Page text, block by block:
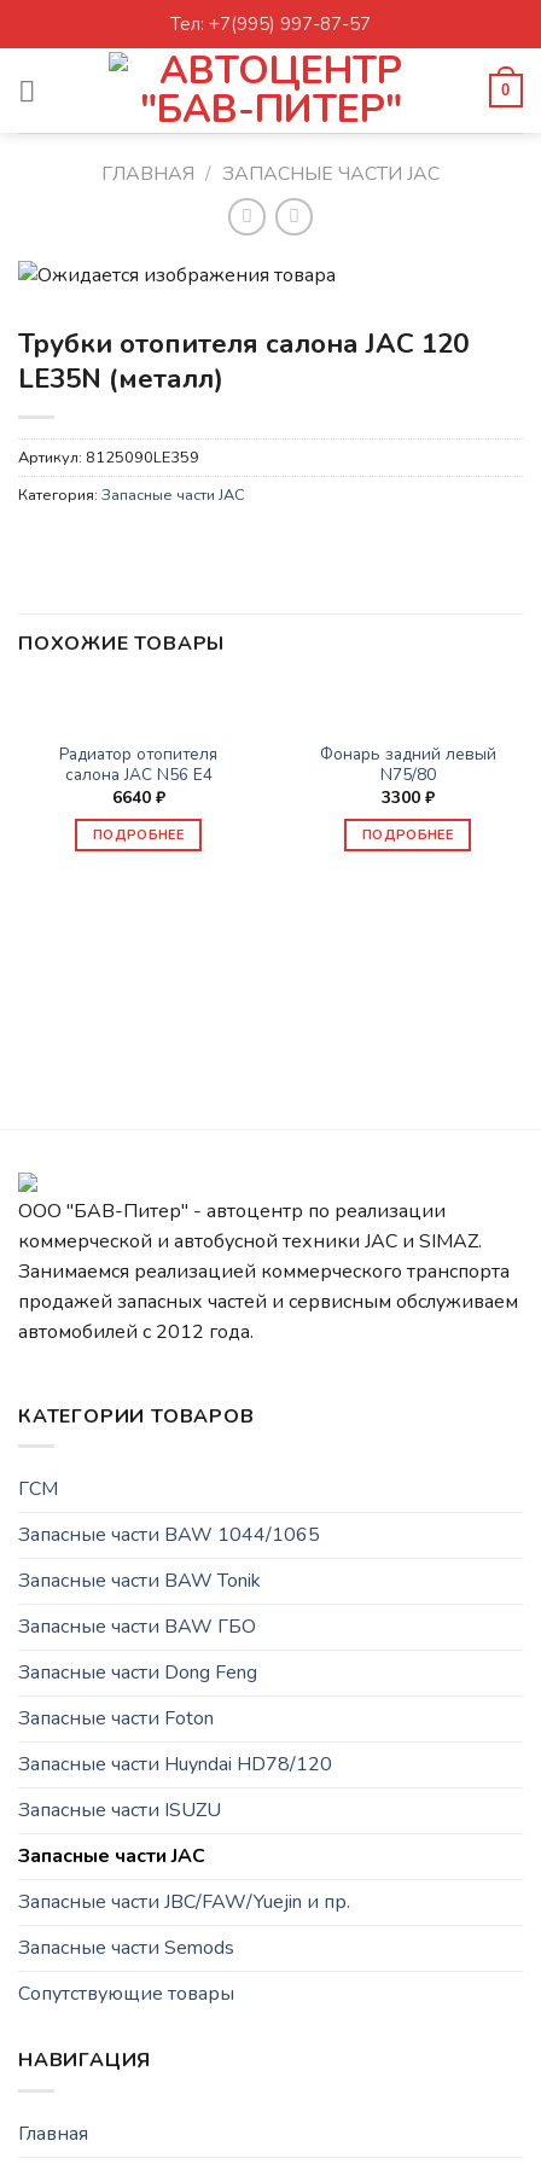
to
Тел: +7(995) 997-87-57
0
ГЛАВНАЯ / ЗАПАСНЫЕ ЧАСТИ JAC
Трубки отопителя салона JAC 120
LE35N (металл)
Артикул: 8125090LE359
Категория: Запасные части JAC
ПОХОЖИЕ ТОВАРЫ
Радиатор отопителя
салона JAC N56 E4
6640 ₽
ПОДРОБНЕЕ
Фонарь задний левый
N75/80
3300 ₽
ПОДРОБНЕЕ
ООО "БАВ-Питер" - автоцентр по реализации
коммерческой и автобусной техники JAC и SIMAZ.
Занимаемся реализацией коммерческого транспорта
продажей запасных частей и сервисным обслуживаем
автомобилей c 2012 года.
КАТЕГОРИИ ТОВАРОВ
ГСМ
Запасные части BAW 1044/1065
Запасные части BAW Tonik
Запасные части BAW ГБО
Запасные части Dong Feng
Запасные части Foton
Запасные части Huyndai HD78/120
Запасные части ISUZU
Запасные части JAC
Запасные части JBC/FAW/Yuejin и пр.
Запасные части Semods
Сопутствующие товары
НАВИГАЦИЯ
Главная